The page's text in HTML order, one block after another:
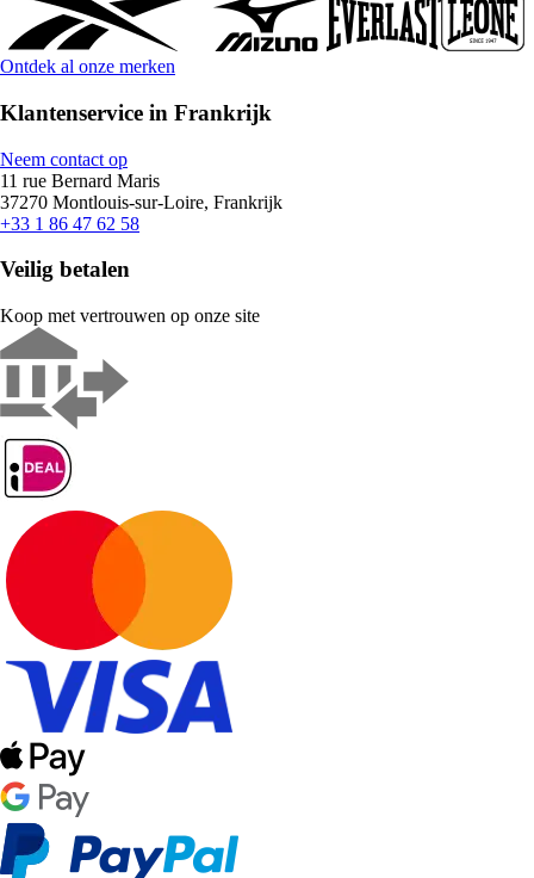
Ontdek al onze merken
Klantenservice in Frankrijk
Neem contact op
11 rue Bernard Maris
37270 Montlouis-sur-Loire, Frankrijk
+33 1 86 47 62 58
Veilig betalen
Koop met vertrouwen op onze site